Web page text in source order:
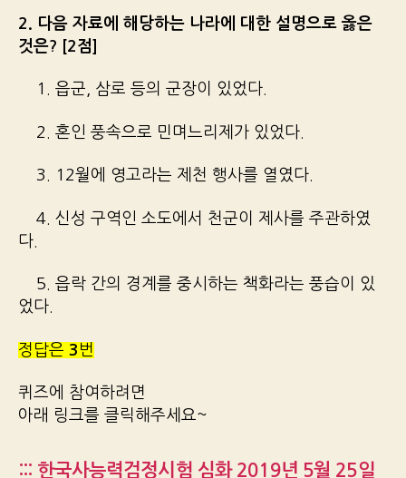
2. 다음 자료에 해당하는 나라에 대한 설명으로 옳은
것은? [2점]
1. 읍군, 삼로 등의 군장이 있었다.
2. 혼인 풍속으로 민며느리제가 있었다.
3. 12월에 영고라는 제천 행사를 열였다.
4. 신성 구역인 소도에서 천군이 제사를 주관하였
다.
5. 읍락 간의 경계를 중시하는 책화라는 풍습이 있
었다.
정답은 3 번
퀴즈에 참여하려면
아래 링크를 클릭해주세요~
::: 한국사능력검정시험 심화 2019년 5월 25일